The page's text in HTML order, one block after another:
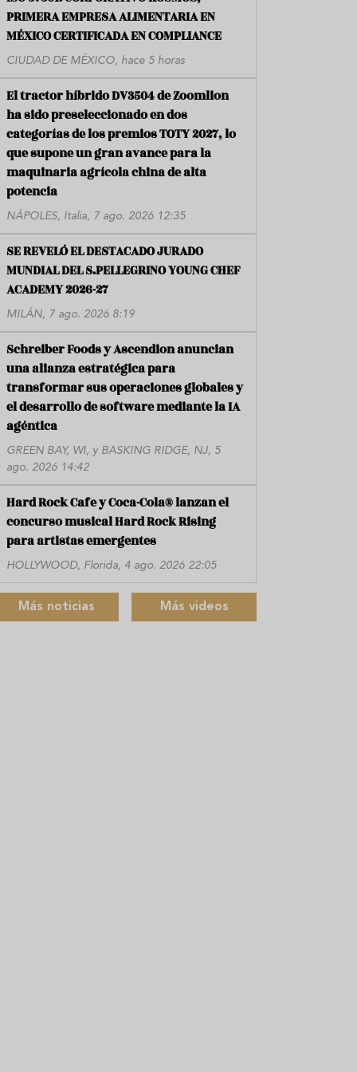
PRIMERA EMPRESA ALIMENTARIA EN
MÉXICO CERTIFICADA EN COMPLIANCE
CIUDAD DE MÉXICO, hace 5 horas
El tractor híbrido DV3504 de Zoomlion
ha sido preseleccionado en dos
categorías de los premios TOTY 2027, lo
que supone un gran avance para la
maquinaria agrícola china de alta
potencia
NÁPOLES, Italia, 7 ago. 2026 12:35
SE REVELÓ EL DESTACADO JURADO
MUNDIAL DEL S.PELLEGRINO YOUNG CHEF
ACADEMY 2026-27
MILÁN, 7 ago. 2026 8:19
Schreiber Foods y Ascendion anuncian
una alianza estratégica para
transformar sus operaciones globales y
el desarrollo de software mediante la IA
agéntica
GREEN BAY, WI, y BASKING RIDGE, NJ, 5
ago. 2026 14:42
Hard Rock Cafe y Coca-Cola® lanzan el
concurso musical Hard Rock Rising
para artistas emergentes
HOLLYWOOD, Florida, 4 ago. 2026 22:05
Más noticias Más videos